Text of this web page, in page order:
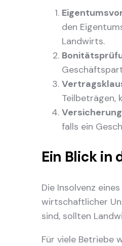
den
Landwirts.
Teilbeträgen,
falls ein
Ein Blick in
Die Insolvenz
wirtschaftlicher
sind, sollten
Für viele Betriebe